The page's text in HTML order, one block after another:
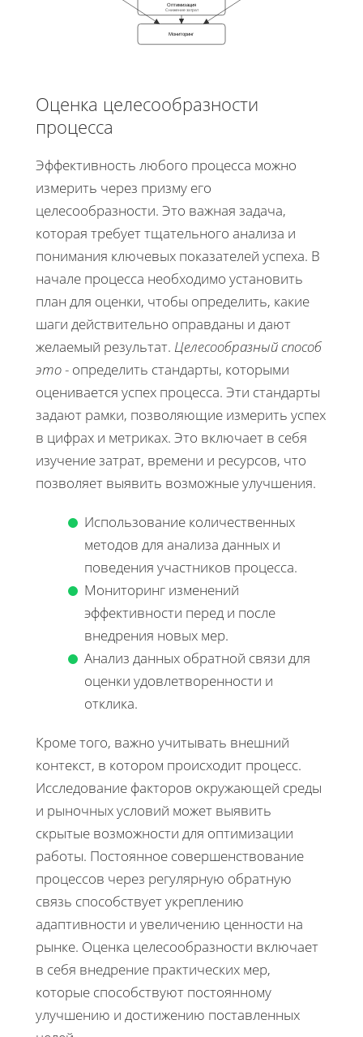
Оптимизация
Мониторинг
Снижение затрат
Оценка целесообразности
процесса
Эффективность любого процесса можно
измерить через призму его
целесообразности. Это важная задача,
которая требует тщательного анализа и
понимания ключевых показателей успеха. В
начале процесса необходимо установить
план для оценки, чтобы определить, какие
шаги действительно оправданы и дают
желаемый результат. Целесообразный способ
это- определить стандарты, которыми
оценивается успех процесса. Эти стандарты
задают рамки, позволяющие измерить успех
в цифрах и метриках. Это включает в себя
изучение затрат, времени и ресурсов, что
позволяет выявить возможные улучшения.
Использование количественных
методов для анализа данных и
поведения участников процесса.
Мониторинг изменений
эффективности перед и после
внедрения новых мер.
Анализ данных обратной связи для
оценки удовлетворенности и
отклика.
Кроме того, важно учитывать внешний
контекст, в котором происходит процесс.
Исследование факторов окружающей среды
и рыночных условий может выявить
скрытые возможности для оптимизации
работы. Постоянное совершенствование
процессов через регулярную обратную
связь способствует укреплению
адаптивности и увеличению ценности на
рынке. Оценка целесообразности включает
в себя внедрение практических мер,
которые способствуют постоянному
улучшению и достижению поставленных